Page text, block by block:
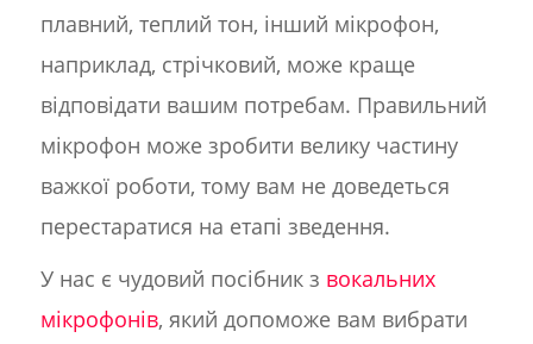
плавний, теплий тон, інший мікрофон,
наприклад, стрічковий, може краще
відповідати вашим потребам. Правильний
мікрофон може зробити велику частину
важкої роботи, тому вам не доведеться
перестаратися на етапі зведення.
У нас є чудовий посібник з вокальних
мікрофонів, який допоможе вам вибрати